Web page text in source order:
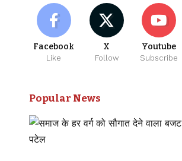
Facebook
Like
X
Follow
Youtube
Subscribe
Popular News